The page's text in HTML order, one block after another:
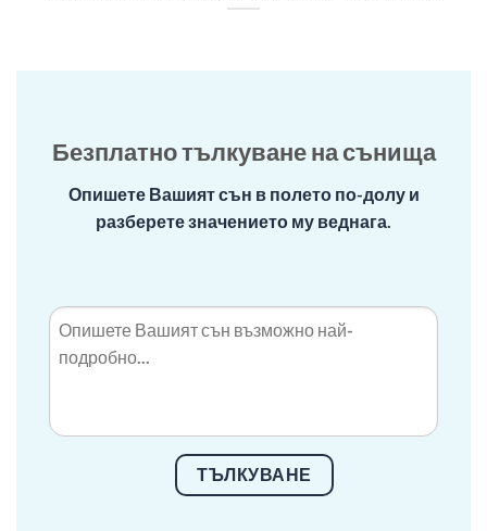
Безплатно тълкуване на сънища
Опишете Вашият сън в полето по-долу и
разберете значението му веднага.
ТЪЛКУВАНЕ